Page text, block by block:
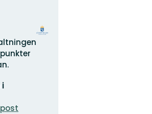
i
Organisationens